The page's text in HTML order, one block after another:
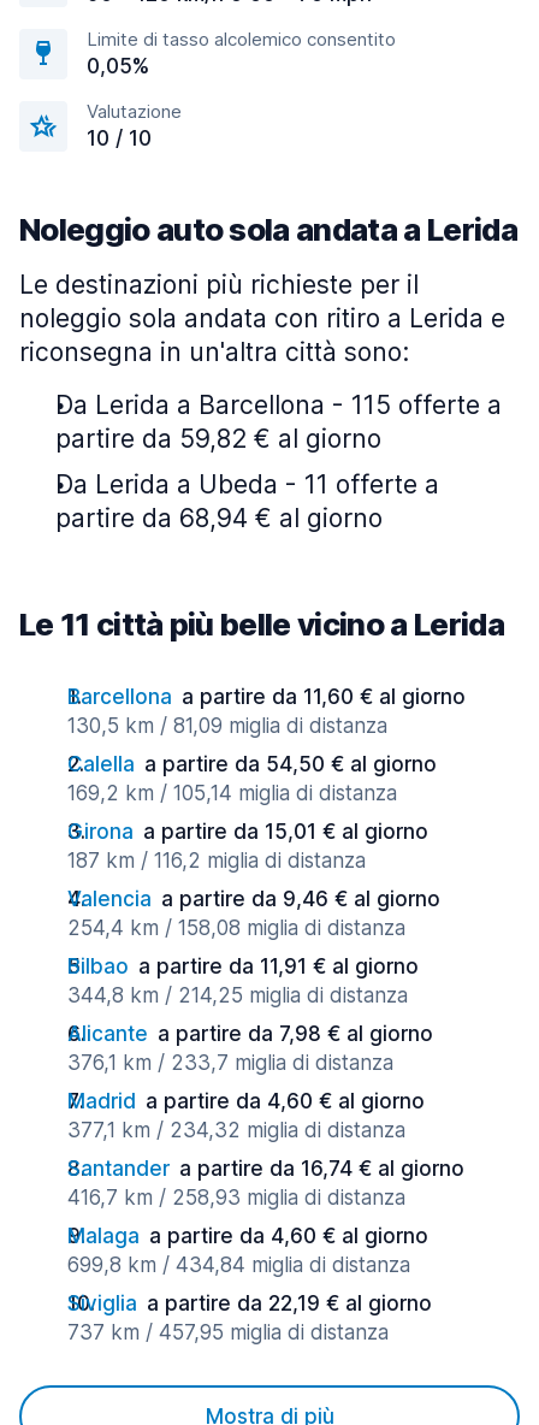
Limite di tasso alcolemico consentito
0,05%
Valutazione
10 / 10
Noleggio auto sola andata a Lerida
Le destinazioni più richieste per il
noleggio sola andata con ritiro a Lerida e
riconsegna in un'altra città sono:
Da Lerida a Barcellona - 115 offerte a
partire da 59,82 € al giorno
Da Lerida a Ubeda - 11 offerte a
partire da 68,94 € al giorno
Le 11 città più belle vicino a Lerida
Barcellona a partire da 11,60 € al giorno
130,5 km / 81,09 miglia di distanza
Calella a partire da 54,50 € al giorno
169,2 km / 105,14 miglia di distanza
Girona a partire da 15,01 € al giorno
187 km / 116,2 miglia di distanza
Valencia a partire da 9,46 € al giorno
254,4 km / 158,08 miglia di distanza
Bilbao a partire da 11,91 € al giorno
344,8 km / 214,25 miglia di distanza
Alicante a partire da 7,98 € al giorno
376,1 km / 233,7 miglia di distanza
Madrid a partire da 4,60 € al giorno
377,1 km / 234,32 miglia di distanza
Santander a partire da 16,74 € al giorno
416,7 km / 258,93 miglia di distanza
Malaga a partire da 4,60 € al giorno
699,8 km / 434,84 miglia di distanza
Siviglia a partire da 22,19 € al giorno
737 km / 457,95 miglia di distanza
Mostra di più